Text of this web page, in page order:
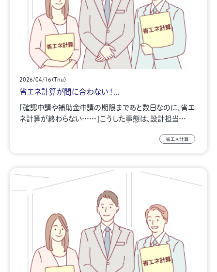
2026/04/16(Thu)
省エネ計算が間に合わない！...
「確認申請や補助金申請の期限まであと数日なのに、省エ
ネ計算が終わらない……」こうした事態は、設計担当…
省エネ計算